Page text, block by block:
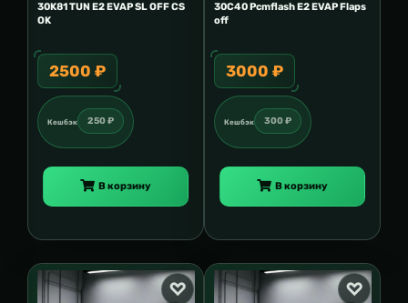
30K81 TUN E2 EVAP SL OFF CS
OK
2500 ₽
Кешбэк 250 ₽
В корзину
30C40 Pcmflash E2 EVAP Flaps
off
3000 ₽
Кешбэк 300 ₽
В корзину